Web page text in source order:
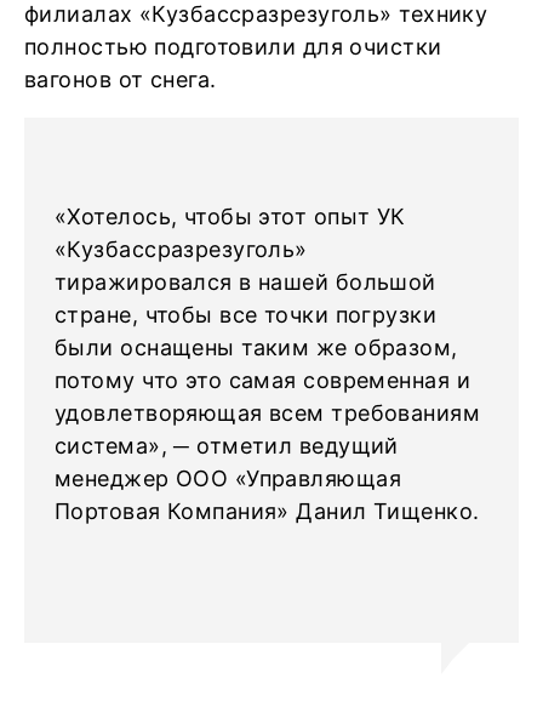
филиалах «Кузбассразрезуголь» технику
полностью подготовили для очистки
вагонов от снега.
«Хотелось, чтобы этот опыт УК
«Кузбассразрезуголь»
тиражировался в нашей большой
стране, чтобы все точки погрузки
были оснащены таким же образом,
потому что это самая современная и
удовлетворяющая всем требованиям
система», ─ отметил ведущий
менеджер ООО «Управляющая
Портовая Компания» Данил Тищенко.